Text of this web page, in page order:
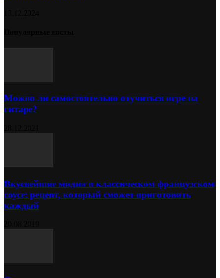
Можно ли самостоятельно отучиться игре на
гитаре?
Вкуснейшие мидии в классическом французском
соусе: рецепт, который сможет приготовить
каждый